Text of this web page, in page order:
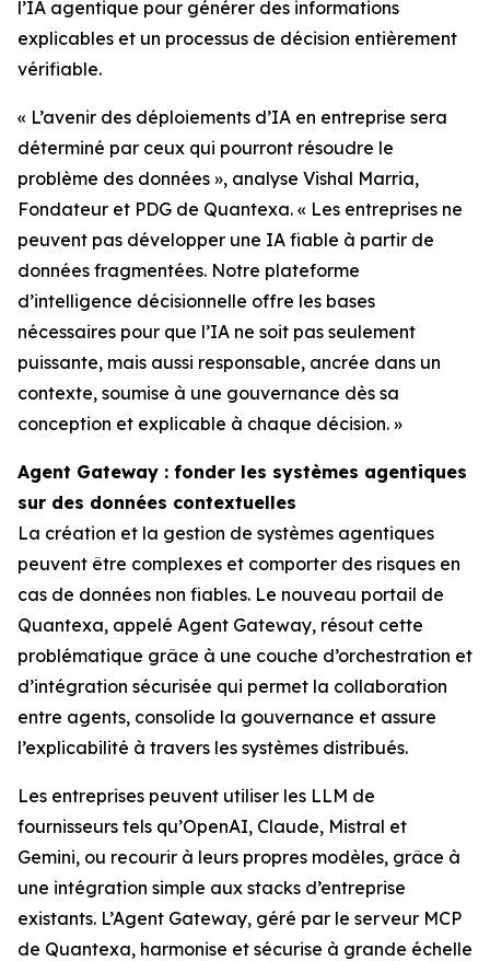
l’IA agentique pour générer des informations
explicables et un processus de décision entièrement
vérifiable.
« L’avenir des déploiements d’IA en entreprise sera
déterminé par ceux qui pourront résoudre le
problème des données », analyse Vishal Marria,
Fondateur et PDG de Quantexa. « Les entreprises ne
peuvent pas développer une IA fiable à partir de
données fragmentées. Notre plateforme
d’intelligence décisionnelle offre les bases
nécessaires pour que l’IA ne soit pas seulement
puissante, mais aussi responsable, ancrée dans un
contexte, soumise à une gouvernance dès sa
conception et explicable à chaque décision. »
Agent Gateway : fonder les systèmes agentiques
sur des données contextuelles
La création et la gestion de systèmes agentiques
peuvent être complexes et comporter des risques en
cas de données non fiables. Le nouveau portail de
Quantexa, appelé Agent Gateway, résout cette
problématique grâce à une couche d’orchestration et
d’intégration sécurisée qui permet la collaboration
entre agents, consolide la gouvernance et assure
l’explicabilité à travers les systèmes distribués.
Les entreprises peuvent utiliser les LLM de
fournisseurs tels qu’OpenAI, Claude, Mistral et
Gemini, ou recourir à leurs propres modèles, grâce à
une intégration simple aux stacks d’entreprise
existants. L’Agent Gateway, géré par le serveur MCP
de Quantexa, harmonise et sécurise à grande échelle